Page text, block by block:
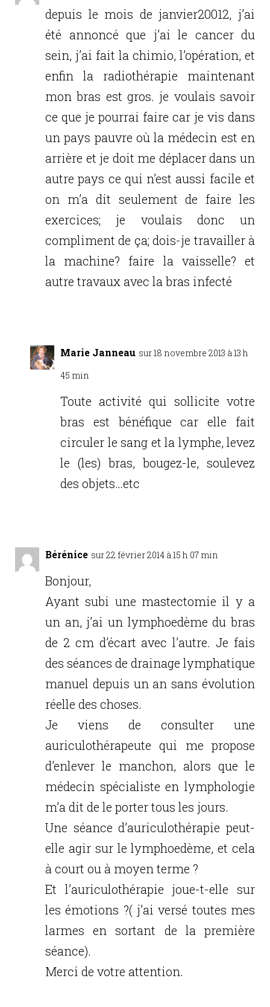
depuis le mois de janvier20012, j’ai
été annoncé que j’ai le cancer du
sein, j’ai fait la chimio, l’opération, et
enfin la radiothérapie maintenant
mon bras est gros. je voulais savoir
ce que je pourrai faire car je vis dans
un pays pauvre où la médecin est en
arrière et je doit me déplacer dans un
autre pays ce qui n’est aussi facile et
on m’a dit seulement de faire les
exercices; je voulais donc un
compliment de ça; dois-je travailler à
la machine? faire la vaisselle? et
autre travaux avec la bras infecté
Marie Janneau sur 18 novembre 2013 à 13 h
45 min
Toute activité qui sollicite votre
bras est bénéfique car elle fait
circuler le sang et la lymphe, levez
le (les) bras, bougez-le, soulevez
des objets…etc
Bérénice sur 22 février 2014 à 15 h 07 min
Bonjour,
Ayant subi une mastectomie il y a
un an, j’ai un lymphoedème du bras
de 2 cm d’écart avec l’autre. Je fais
des séances de drainage lymphatique
manuel depuis un an sans évolution
réelle des choses.
Je viens de consulter une
auriculothérapeute qui me propose
d’enlever le manchon, alors que le
médecin spécialiste en lymphologie
m’a dit de le porter tous les jours.
Une séance d’auriculothérapie peut-
elle agir sur le lymphoedème, et cela
à court ou à moyen terme ?
Et l’auriculothérapie joue-t-elle sur
les émotions ?( j’ai versé toutes mes
larmes en sortant de la première
séance).
Merci de votre attention.